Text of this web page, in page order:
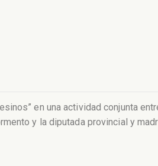
en una actividad conjunta
y la diputada provincial y